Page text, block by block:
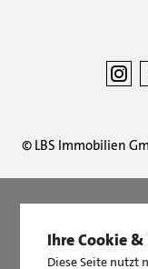
© LBS Immobilien
LBS Immobilien
Ihre Cookie
Diese Seite nutzt